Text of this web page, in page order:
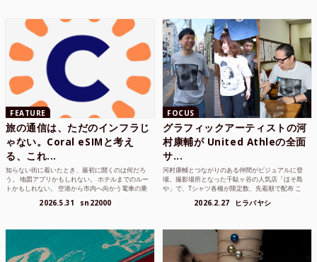
FEATURE
旅の通信は、ただのインフラじ
ゃない。Coral eSIMと考え
る、これ...
知らない街に着いたとき、最初に開くのは何だろ
う。 地図アプリかもしれない。 ホテルまでのルー
トかもしれない。 空港から市内へ向かう電車の乗
2026.5.31 sn22000
FOCUS
グラフィックアーティストの河
村康輔が United Athleの全面
サ...
河村康輔とつながりのある仲間がビジュアルに登
場。撮影場所となった千駄ヶ谷の人気店「ほそ島
や」で、Tシャツ各種が限定数、先着順で配布 こ
2026.2.27 ヒラバヤシ